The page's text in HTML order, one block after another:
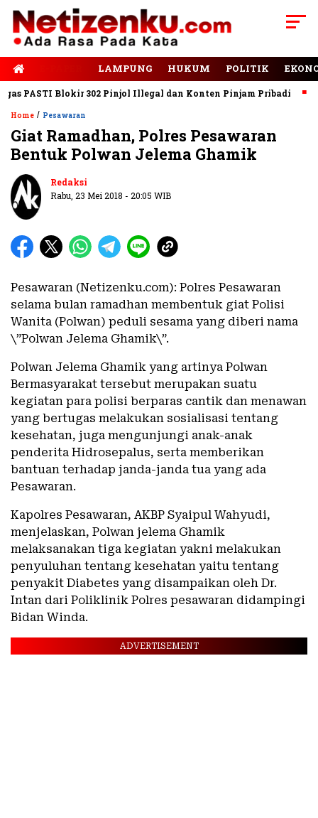
LAMPUNG HUKUM POLITIK
PASTI Blokir 302 Pinjol Illegal dan Konten Pinjam Pribadi
Home / Pesawaran
Giat Ramadhan, Polres Pesawaran
Bentuk Polwan Jelema Ghamik
Redaksi
Rabu, 23 Mei 2018 - 20:05 WIB
Pesawaran (Netizenku.com): Polres Pesawaran
selama bulan ramadhan membentuk giat Polisi
Wanita (Polwan) peduli sesama yang diberi nama
\”Polwan Jelema Ghamik\”.
Polwan Jelema Ghamik yang artinya Polwan
Bermasyarakat tersebut merupakan suatu
kegiatan para polisi berparas cantik dan menawan
yang bertugas melakukan sosialisasi tentang
kesehatan, juga mengunjungi anak-anak
penderita Hidrosepalus, serta memberikan
bantuan terhadap janda-janda tua yang ada
Pesawaran.
Kapolres Pesawaran, AKBP Syaipul Wahyudi,
menjelaskan, Polwan jelema Ghamik
melaksanakan tiga kegiatan yakni melakukan
penyuluhan tentang kesehatan yaitu tentang
penyakit Diabetes yang disampaikan oleh Dr.
Intan dari Poliklinik Polres pesawaran didampingi
Bidan Winda.
ADVERTISEMENT